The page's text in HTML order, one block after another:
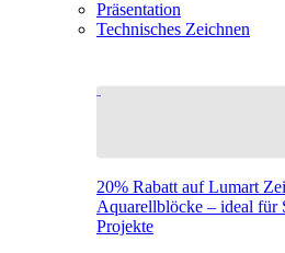
Präsentation
Technisches Zeichnen
20% Rabatt auf Lumart
Aquarellblöcke – ideal für
Projekte